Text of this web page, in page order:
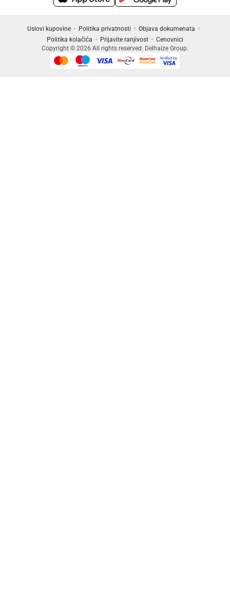
Uslovi kupovine Politika privatnosti
Objava dokumenata
Politika kolačića
Prijavite ranjivost
Cenovnici
Copyright © 2026 All rights reserved. Delhaize Group.